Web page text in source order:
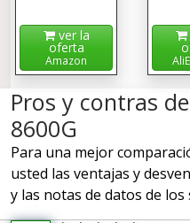
ver la
oferta
Amazon
Pros y contras
8600G
Para una mejor
usted las ventajas y
y las notas de datos de